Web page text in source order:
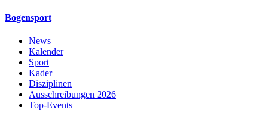
Bogensport
News
Kalender
Sport
Kader
Disziplinen
Ausschreibungen 2026
Top-Events